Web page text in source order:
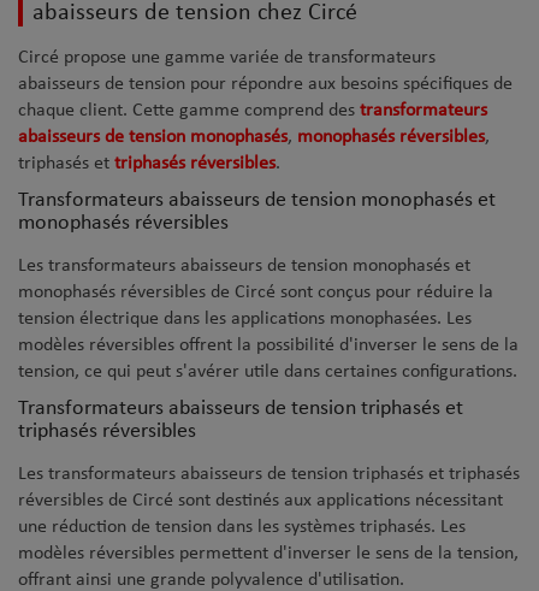
abaisseurs de tension chez Circé
Circé propose une gamme variée de transformateurs
abaisseurs de tension pour répondre aux besoins spécifiques de
chaque client. Cette gamme comprend des transformateurs
abaisseurs de tension monophasés, monophasés réversibles,
triphasés et triphasés réversibles.
Transformateurs abaisseurs de tension monophasés et
monophasés réversibles
Les transformateurs abaisseurs de tension monophasés et
monophasés réversibles de Circé sont conçus pour réduire la
tension électrique dans les applications monophasées. Les
modèles réversibles offrent la possibilité d'inverser le sens de la
tension, ce qui peut s'avérer utile dans certaines configurations.
Transformateurs abaisseurs de tension triphasés et
triphasés réversibles
Les transformateurs abaisseurs de tension triphasés et triphasés
réversibles de Circé sont destinés aux applications nécessitant
une réduction de tension dans les systèmes triphasés. Les
modèles réversibles permettent d'inverser le sens de la tension,
offrant ainsi une grande polyvalence d'utilisation.